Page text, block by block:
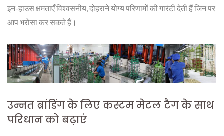
इन-हाउस क्षमताएँ विश्वसनीय, दोहराने योग्य परिणामों की गारंटी देती हैं जिन पर
आप भरोसा कर सकते हैं।
उन्नत ब्रांडिंग के लिए कस्टम मेटल टैग के साथ
परिधान को बढ़ाएं